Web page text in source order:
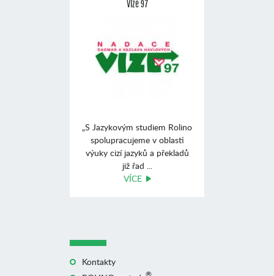
Vize 97
„S Jazykovým studiem Rolino
spolupracujeme v oblasti
výuky cizí jazyků a překladů
již řad ...
VÍCE
Kontakty
®